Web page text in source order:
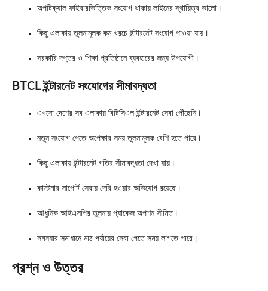
অপটিক্যাল ফাইবারভিত্তিক সংযোগ থাকায় লাইনের স্থায়িত্ব ভালো।
কিছু এলাকায় তুলনামূলক কম খরচে ইন্টারনেট সংযোগ পাওয়া যায়।
সরকারি দপ্তর ও শিক্ষা প্রতিষ্ঠানে ব্যবহারের জন্য উপযোগী।
BTCL ইন্টারনেট সংযোগের সীমাবদ্ধতা
এখনো দেশের সব এলাকায় বিটিসিএল ইন্টারনেট সেবা পৌঁছেনি।
নতুন সংযোগ পেতে অপেক্ষার সময় তুলনামূলক বেশি হতে পারে।
কিছু এলাকায় ইন্টারনেট গতির সীমাবদ্ধতা দেখা যায়।
কাস্টমার সাপোর্ট সেবায় দেরি হওয়ার অভিযোগ রয়েছে।
আধুনিক আইএসপির তুলনায় প্যাকেজ অপশন সীমিত।
সমস্যার সমাধানে মাঠ পর্যায়ের সেবা পেতে সময় লাগতে পারে।
প্রশ্ন ও উত্তর